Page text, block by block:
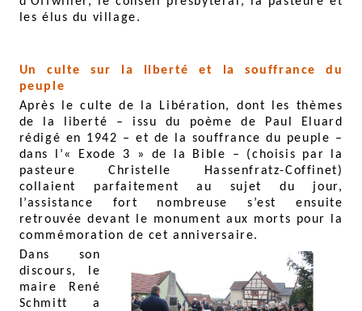
les élus du village.
Un culte sur la liberté et la souffrance du
peuple
Après le culte de la Libération, dont les thèmes
de la liberté – issu du poème de Paul Eluard
rédigé en 1942 – et de la souffrance du peuple –
dans l’« Exode 3 » de la Bible – (choisis par la
pasteure Christelle Hassenfratz-Coffinet)
collaient parfaitement au sujet du jour,
l’assistance fort nombreuse s’est ensuite
retrouvée devant le monument aux morts pour la
commémoration de cet anniversaire.
Dans son
discours, le
maire René
Schmitt a